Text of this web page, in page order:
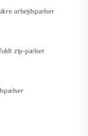
arbejdspælser
zip-pælser